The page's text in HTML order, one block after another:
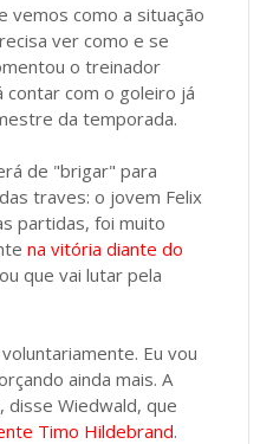
vemos como a situação
ver como e se
o treinador
contar com o goleiro já
da temporada.
de "brigar" para
traves: o jovem Felix
partidas, foi muito
na vitória diante do
que vai lutar pela
Eu vou
ainda mais. A
disse Wiedwald, que
Timo Hildebrand.